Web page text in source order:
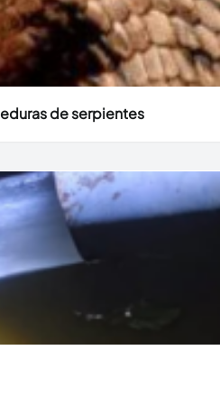
de serpientes